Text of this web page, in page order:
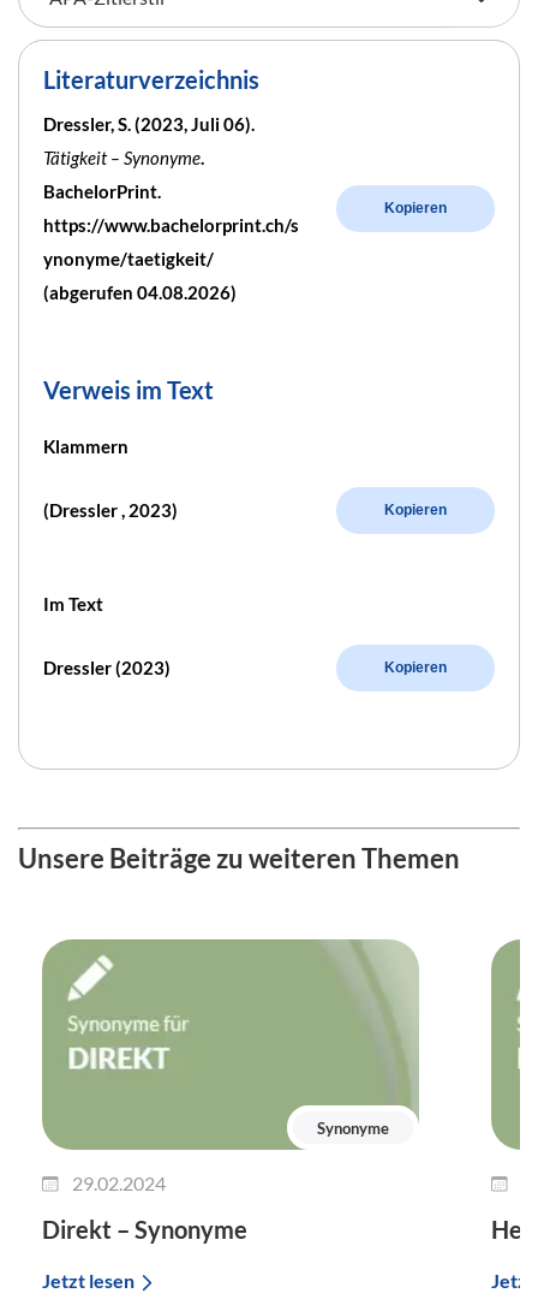
Literaturverzeichnis
Dressler, S. (2023, Juli 06).
Tätigkeit – Synonyme.
BachelorPrint.
https://www.bachelorprint.ch/s
ynonyme/taetigkeit/
(abgerufen 04.08.2026)
Kopieren
Verweis im Text
Klammern
(Dressler , 2023) Kopieren
Im Text
Dressler (2023) Kopieren
Unsere Beiträge zu weiteren Themen
Synonyme
29.02.2024
Direkt – Synonyme
Jetzt lesen Jetzt